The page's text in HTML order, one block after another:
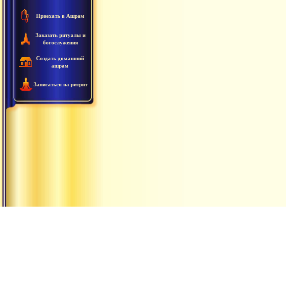
Приехать в Ашрам
Заказать ритуалы и
богослужения
Создать домашний
ашрам
Записаться на ритрит